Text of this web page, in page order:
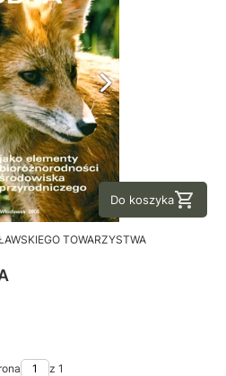
Do koszyka
TOWARZYSTWA
z 1